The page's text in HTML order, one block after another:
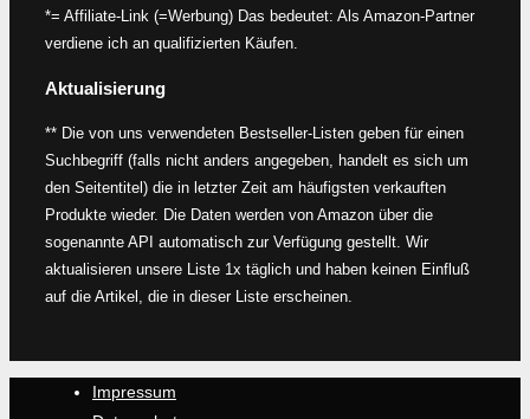
*= Affiliate-Link (=Werbung) Das bedeutet: Als Amazon-Partner
verdiene ich an qualifizierten Käufen.
Aktualisierung
** Die von uns verwendeten Bestseller-Listen geben für einen
Suchbegriff (falls nicht anders angegeben, handelt es sich um
den Seitentitel) die in letzter Zeit am häufigsten verkauften
Produkte wieder. Die Daten werden von Amazon über die
sogenannte API automatisch zur Verfügung gestellt. Wir
aktualisieren unsere Liste 1x täglich und haben keinen Einfluß
auf die Artikel, die in dieser Liste erscheinen.
Impressum